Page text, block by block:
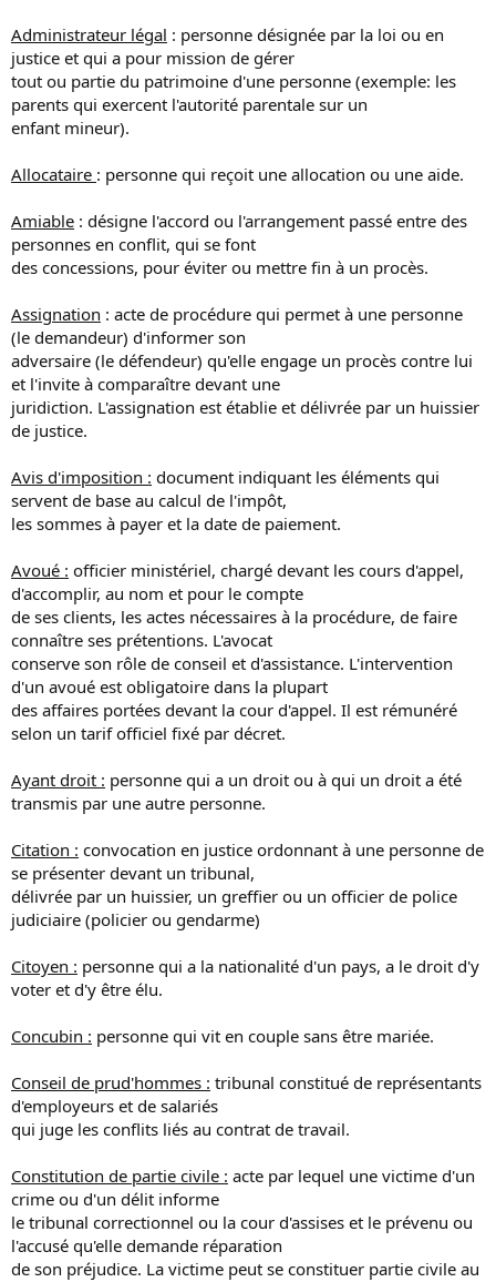
Administrateur légal : personne désignée par la loi ou en
justice et qui a pour mission de gérer
tout ou partie du patrimoine d'une personne (exemple: les
parents qui exercent l'autorité parentale sur un
enfant mineur).
Allocataire : personne qui reçoit une allocation ou une aide.
Amiable : désigne l'accord ou l'arrangement passé entre des
personnes en conflit, qui se font
des concessions, pour éviter ou mettre fin à un procès.
Assignation : acte de procédure qui permet à une personne
(le demandeur) d'informer son
adversaire (le défendeur) qu'elle engage un procès contre lui
et l'invite à comparaître devant une
juridiction. L'assignation est établie et délivrée par un huissier
de justice.
Avis d'imposition : document indiquant les éléments qui
servent de base au calcul de l'impôt,
les sommes à payer et la date de paiement.
Avoué : officier ministériel, chargé devant les cours d'appel,
d'accomplir, au nom et pour le compte
de ses clients, les actes nécessaires à la procédure, de faire
connaître ses prétentions. L'avocat
conserve son rôle de conseil et d'assistance. L'intervention
d'un avoué est obligatoire dans la plupart
des affaires portées devant la cour d'appel. Il est rémunéré
selon un tarif officiel fixé par décret.
Ayant droit : personne qui a un droit ou à qui un droit a été
transmis par une autre personne.
Citation : convocation en justice ordonnant à une personne de
se présenter devant un tribunal,
délivrée par un huissier, un greffier ou un officier de police
judiciaire (policier ou gendarme)
Citoyen : personne qui a la nationalité d'un pays, a le droit d'y
voter et d'y être élu.
Concubin : personne qui vit en couple sans être mariée.
Conseil de prud'hommes : tribunal constitué de représentants
d'employeurs et de salariés
qui juge les conflits liés au contrat de travail.
Constitution de partie civile : acte par lequel une victime d'un
crime ou d'un délit informe
le tribunal correctionnel ou la cour d'assises et le prévenu ou
l'accusé qu'elle demande réparation
de son préjudice. La victime peut se constituer partie civile au